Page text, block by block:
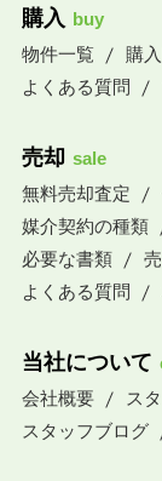
購入 buy
物件一覧
購
よくある質問
売却 sale
無料売却査定
媒介契約の種類
必要な書類
よくある質問
当社について
会社概要
ス
スタッフブログ